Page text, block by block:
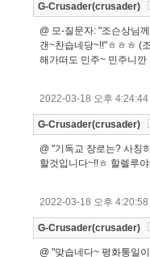
G-Crusader(crusader)
@ 모-질문자: "조슨상님
갠~찬습네당~!!"ㅎㅎㅎ (
해가떠도 민주~ 민주니깐
2022-03-18 오후 4:24:44
G-Crusader(crusader)
@ "기독교 장로는? 사칭
할것입니다~!!ㅎ 할렐루
2022-03-18 오후 4:20:58
G-Crusader(crusader)
@ "맞습네다~ 평화통일